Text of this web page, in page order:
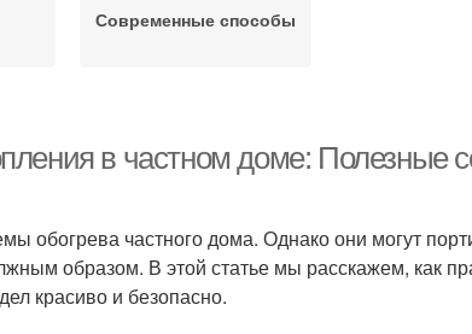
Современные способы
в частном доме: Полезные
обогрева частного дома. Однако они могут
образом. В этой статье мы расскажем, как
красиво и безопасно.